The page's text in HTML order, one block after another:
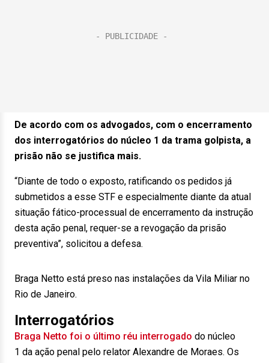
De acordo com os advogados, com o encerramento
dos interrogatórios do núcleo 1 da trama golpista, a
prisão não se justifica mais.
“Diante de todo o exposto, ratificando os pedidos já
submetidos a esse STF e especialmente diante da atual
situação fático-processual de encerramento da instrução
desta ação penal, requer-se a revogação da prisão
preventiva”, solicitou a defesa.
Braga Netto está preso nas instalações da Vila Miliar no
Rio de Janeiro.
Interrogatórios
Braga Netto foi o último réu interrogado do núcleo
1 da ação penal pelo relator Alexandre de Moraes. Os